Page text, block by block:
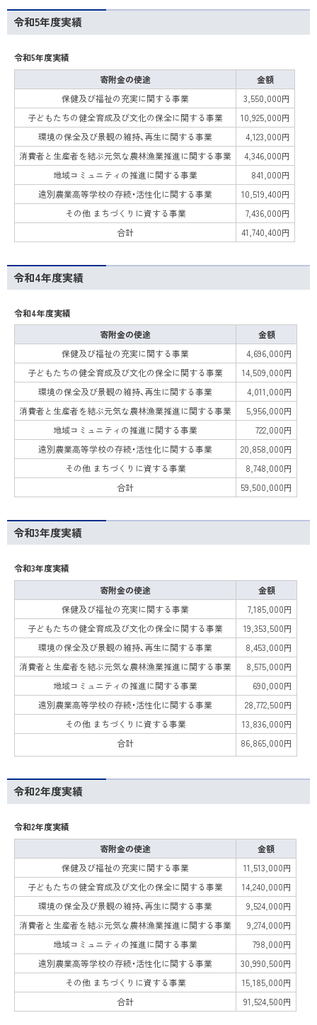
令和5年度実績
令和5年度実績
寄附金の使途
金額
保健及び福祉の充実に関する事業
3,550,000円
子どもたちの健全育成及び文化の保全に関する事業
10,925,000円
環境の保全及び景観の維持、再生に関する事業
4,123,000円
消費者と生産者を結ぶ元気な農林漁業推進に関する事業
4,346,000円
地域コミュニティの推進に関する事業
841,000円
遠別農業高等学校の存続・活性化に関する事業
10,519,400円
その他 まちづくりに資する事業
7,436,000円
合計
41,740,400円
令和4年度実績
令和4年度実績
寄附金の使途
金額
保健及び福祉の充実に関する事業
4,696,000円
子どもたちの健全育成及び文化の保全に関する事業
14,509,000円
環境の保全及び景観の維持、再生に関する事業
4,011,000円
消費者と生産者を結ぶ元気な農林漁業推進に関する事業
5,956,000円
地域コミュニティの推進に関する事業
722,000円
遠別農業高等学校の存続・活性化に関する事業
20,858,000円
その他 まちづくりに資する事業
8,748,000円
合計
59,500,000円
令和3年度実績
令和3年度実績
寄附金の使途
金額
保健及び福祉の充実に関する事業
7,185,000円
子どもたちの健全育成及び文化の保全に関する事業
19,353,500円
環境の保全及び景観の維持、再生に関する事業
8,453,000円
消費者と生産者を結ぶ元気な農林漁業推進に関する事業
8,575,000円
地域コミュニティの推進に関する事業
690,000円
遠別農業高等学校の存続・活性化に関する事業
28,772,500円
その他 まちづくりに資する事業
13,836,000円
合計
86,865,000円
令和2年度実績
令和2年度実績
寄附金の使途
金額
保健及び福祉の充実に関する事業
11,513,000円
子どもたちの健全育成及び文化の保全に関する事業
14,240,000円
環境の保全及び景観の維持、再生に関する事業
9,524,000円
消費者と生産者を結ぶ元気な農林漁業推進に関する事業
9,274,000円
地域コミュニティの推進に関する事業
798,000円
遠別農業高等学校の存続・活性化に関する事業
30,990,500円
その他 まちづくりに資する事業
15,185,000円
合計
91,524,500円